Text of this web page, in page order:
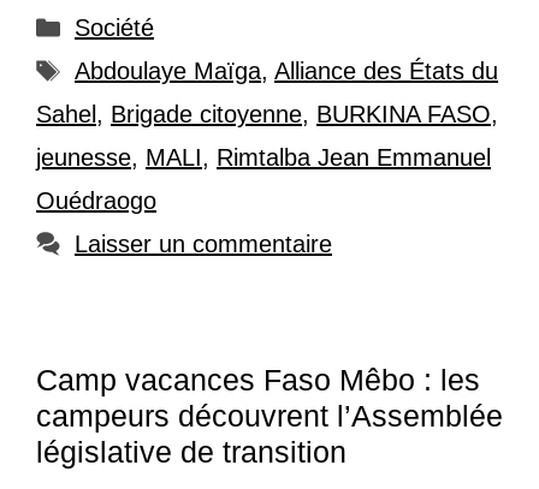
Catégories
Société
Étiquettes
Abdoulaye Maïga, Alliance des États du
Sahel , Brigade citoyenne, BURKINA FASO,
jeunesse, MALI, Rimtalba Jean Emmanuel
Ouédraogo
Laisser un commentaire
Camp vacances Faso Mêbo : les
campeurs découvrent l’Assemblée
législative de transition